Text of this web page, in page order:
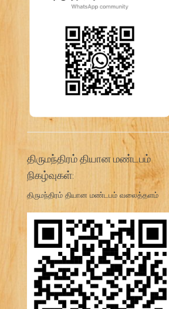
திருமந்திரம் தியான மண்டபம்
நிகழ்வுகள்:
திருமந்திரம் தியான மண்டபம் வலைத்தளம்